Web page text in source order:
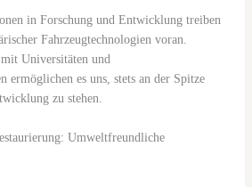
in Forschung und Entwicklung treiben
Fahrzeugtechnologien voran.
Universitäten und
ermöglichen es uns, stets an der Spitze
zu stehen.
Umweltfreundliche